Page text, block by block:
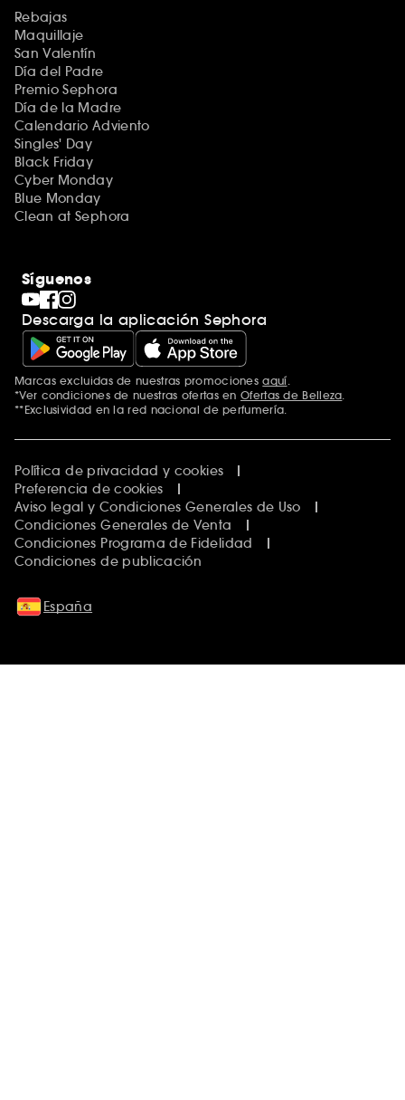
Rebajas
Maquillaje
San Valentín
Día del Padre
Premio Sephora
Día de la Madre
Calendario Adviento
Singles' Day
Black Friday
Cyber Monday
Blue Monday
Clean at Sephora
Síguenos
Descarga la aplicación Sephora
Marcas excluidas de nuestras promocionesaquí.
*Ver condiciones de nuestras ofertas en Ofertas de Belleza.
**Exclusividad en la red nacional de perfumería.
Política de privacidad y cookies
Preferencia de cookies
Aviso legal y Condiciones Generales de Uso
Condiciones Generales de Venta
Condiciones Programa de Fidelidad
Condiciones de publicación
España